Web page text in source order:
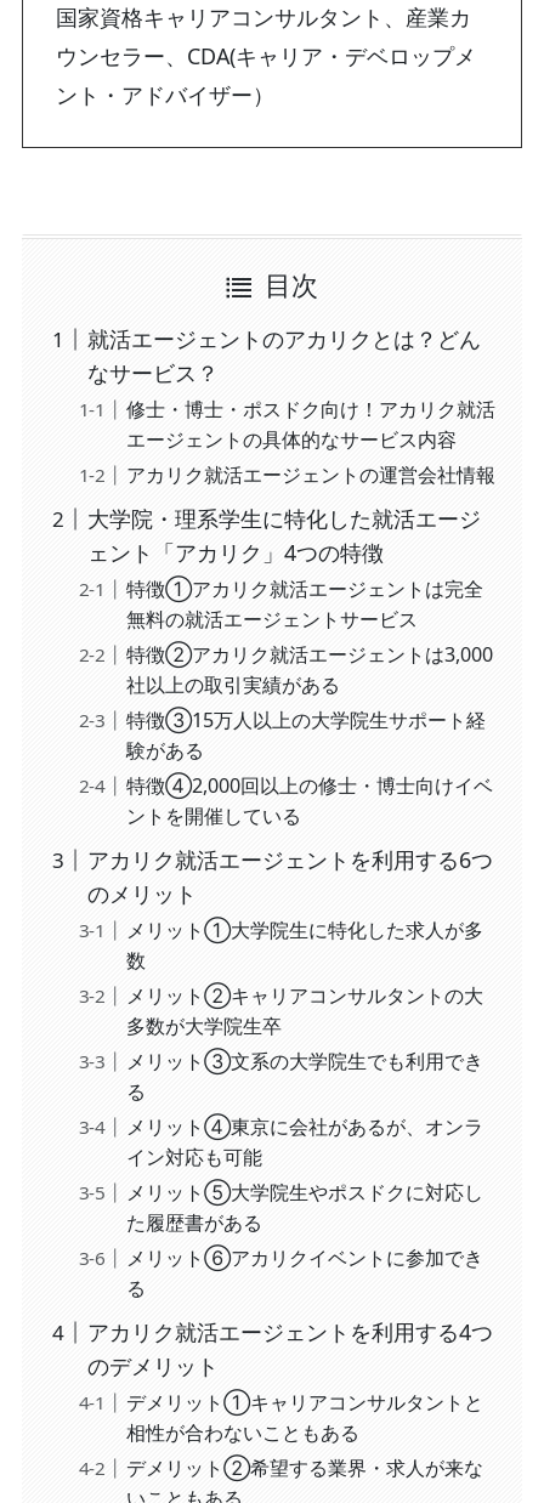
国家資格キャリアコンサルタント、産業カ
ウンセラー、CDA(キャリア・デベロップメ
ント・アドバイザー）
目次
就活エージェントのアカリクとは？どん
なサービス？
修士・博士・ポスドク向け！アカリク就活
エージェントの具体的なサービス内容
アカリク就活エージェントの運営会社情報
大学院・理系学生に特化した就活エージ
ェント「アカリク」4つの特徴
特徴①アカリク就活エージェントは完全
無料の就活エージェントサービス
特徴②アカリク就活エージェントは3,000
社以上の取引実績がある
特徴③15万人以上の大学院生サポート経
験がある
特徴④2,000回以上の修士・博士向けイベ
ントを開催している
アカリク就活エージェントを利用する6つ
のメリット
メリット①大学院生に特化した求人が多
数
メリット②キャリアコンサルタントの大
多数が大学院生卒
メリット③文系の大学院生でも利用でき
る
メリット④東京に会社があるが、オンラ
イン対応も可能
メリット⑤大学院生やポスドクに対応し
た履歴書がある
メリット⑥アカリクイベントに参加でき
る
アカリク就活エージェントを利用する4つ
のデメリット
デメリット①キャリアコンサルタントと
相性が合わないこともある
デメリット②希望する業界・求人が来な